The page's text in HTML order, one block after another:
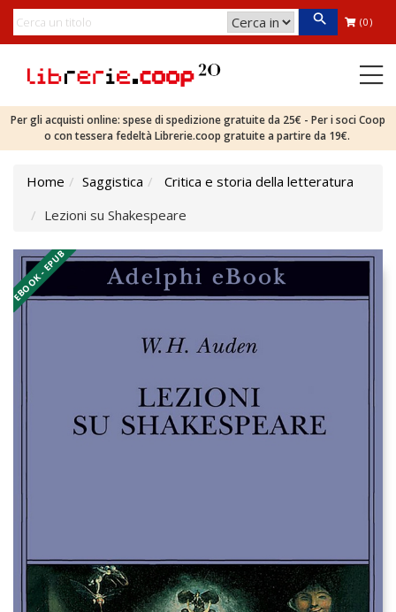
(0)
Per gli acquisti online: spese di spedizione gratuite da 25€ - Per i soci Coop
o con tessera fedeltà Librerie.coop gratuite a partire da 19€.
Home Saggistica
Critica e storia della letteratura
Lezioni su Shakespeare
EBOOK - EPUB